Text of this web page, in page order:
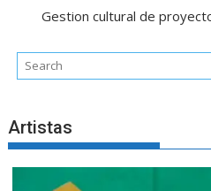
Gestion cultural de
Artistas